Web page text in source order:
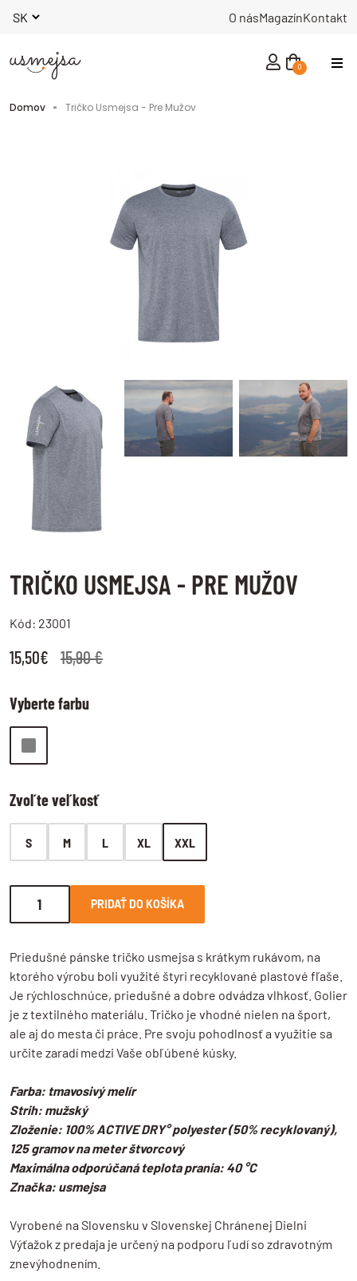
O násMagazínKontakt
NOVINKY
LOG IN
Nie ste členom? Zaregistrujte sa.
0
Domov Tričko Usmejsa - Pre Mužov
TRIČKO USMEJSA - PRE MUŽOV
Kód: 23001
15,50€ 15,90 €
Vyberte farbu
Zvoľte veľkosť
S M L XL XXL
PRIDAŤ DO KOŠÍKA
Priedušné pánske tričko usmejsa s krátkym rukávom, na
ktorého výrobu boli využité štyri recyklované plastové fľaše.
Je rýchloschnúce, priedušné a dobre odvádza vlhkosť. Golier
je z textilného materiálu. Tričko je vhodné nielen na šport,
ale aj do mesta či práce. Pre svoju pohodlnosť a využitie sa
určite zaradí medzi Vaše obľúbené kúsky.
Farba: tmavosivý melír
Strih: mužský
Zloženie: 100% ACTIVE DRY° polyester (50% recyklovaný),
125 gramov na meter štvorcový
Maximálna odporúčaná teplota prania: 40 °C
Značka: usmejsa
Vyrobené na Slovensku v Slovenskej Chránenej Dielni
Výťažok z predaja je určený na podporu ľudí so zdravotným
znevýhodnením.